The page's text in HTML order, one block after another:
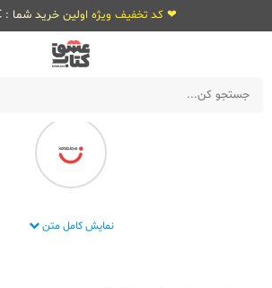
❤ کد تخفیف ویژه اولین خرید شما : KLC ❤
انتشارات سفیر قلم
نمایش کامل متن